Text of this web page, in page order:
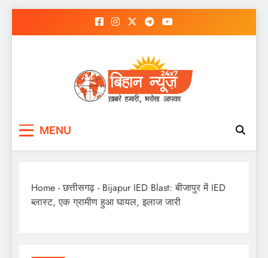
MENU
Home -छत्तीसगढ़ - Bijapur IED Blast: बीजापुर में IED
ब्लास्ट, एक ग्रामीण हुआ घायल, इलाज जारी